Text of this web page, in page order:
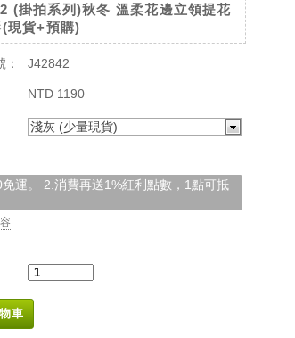
(掛拍系列)秋冬 溫柔花邊立領提花
現貨+預購)
J42842
NTD 1190
淺灰 (少量現貨)
運。 2.消費再送1%紅利點數，1點可抵
車